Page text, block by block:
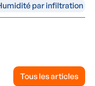
par infiltration
Tous les articles